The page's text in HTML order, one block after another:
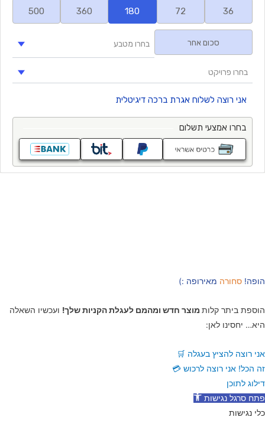
הופה! סחורה מאירופה :)
הוספת ביתר קלות מוצר חדש ומהמם לעגלת הקניות שלך! ועכשיו השאלה
היא… יחסינו לאן:
אני רוצה להציץ בעגלה 🛒
זה הכל! אני רוצה לרכוש 💳
דילוג לתוכן
פתח סרגל נגישות
כלי נגישות